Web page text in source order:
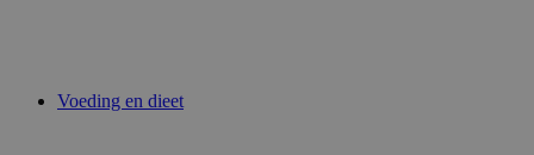
Voeding en dieet